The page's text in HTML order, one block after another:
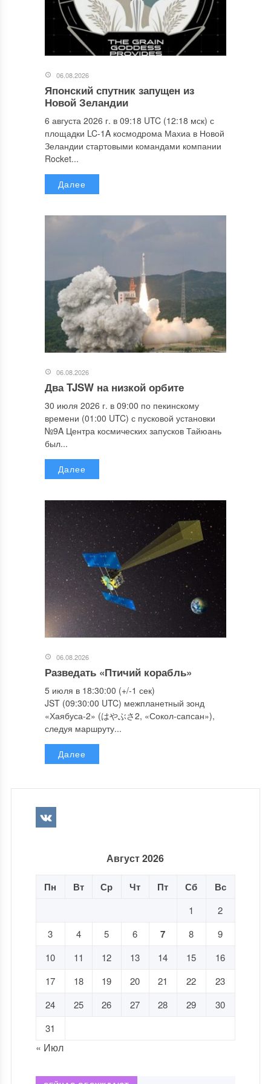
06.08.2026
Японский спутник запущен из
Новой Зеландии
6 августа 2026 г. в 09:18 UTC (12:18 мск) с
площадки LC-1A космодрома Махиа в Новой
Зеландии стартовыми командами компании
Rocket...
Далее
06.08.2026
Два TJSW на низкой орбите
30 июля 2026 г. в 09:00 по пекинскому
времени (01:00 UTC) с пусковой установки
№9A Центра космических запусков Тайюань
был...
Далее
06.08.2026
Разведать «Птичий корабль»
5 июля в 18:30:00 (+/-1 сек)
JST (09:30:00 UTC) межпланетный зонд
«Хаябуса-2» (はやぶさ2, «Сокол-сапсан»),
следуя маршруту...
Далее
Август 2026
Пн Вт Ср Чт Пт Сб Вс
1
2
3
4 5 6 7 8
9
10
11 12 13 14 15
16
17
18 19 20 21 22
23
24
25 26 27 28 29
30
31
« Июл